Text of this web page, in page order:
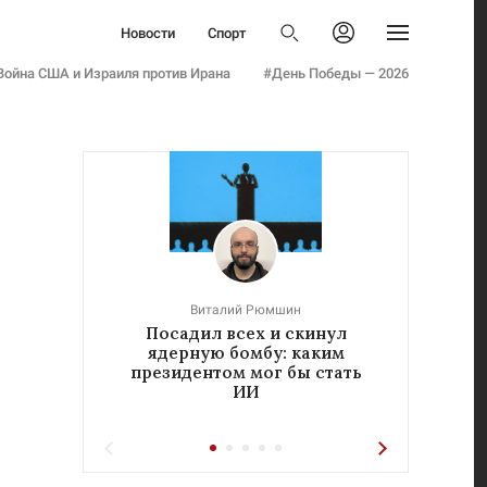
Новости
Спорт
Бизнес
Армия
Наука
Семья и дети
Авто
Стиль
США и Израиля против Ирана #День Победы — 2026
Бизнес
Культура
Технологии
Авто
Стиль
Фото
Инфографика
Виталий Рюмшин
Посадил всех и скинул
ядерную бомбу: каким
президентом мог бы стать
ИИ